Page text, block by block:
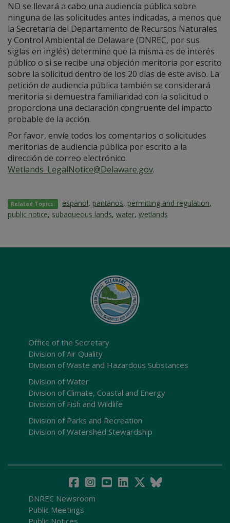
NO se llevará a cabo una audiencia pública sobre
ninguna de las solicitudes antes indicadas, a menos que
la Secretaría del Departamento de Recursos Naturales
y Control Ambiental de Delaware (DNREC, por sus
siglas en inglés) determine que la misma es de interés
público o si se recibe una objeción meritoria por escrito
sobre la solicitud dentro de los 20 días de este aviso. La
petición de audiencia pública también se considerará
meritoria si demuestra familiaridad con la solicitud o
proporciona una declaración congruente del impacto
probable de la acción.
Por favor, envíe todos los comentarios o solicitudes
meritorias de audiencia pública por escrito a la
dirección de correo electrónico
Wetlands_LegalNotice@Delaware.gov.
Related Topics: espanol, pantanos, permitting and regulation,
public notice, subaqueous lands, water, wetlands
Office of the Secretary
Division of Air Quality
Division of Waste and Hazardous Substances
Division of Water
Division of Climate, Coastal and Energy
Division of Fish and Wildlife
Division of Parks and Recreation
Division of Watershed Stewardship
DNREC Newsroom
Public Meetings
Public Notices